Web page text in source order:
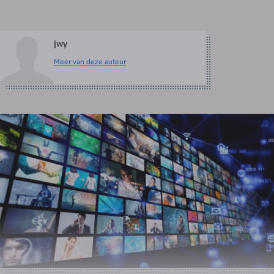
jwy
Meer van deze auteur